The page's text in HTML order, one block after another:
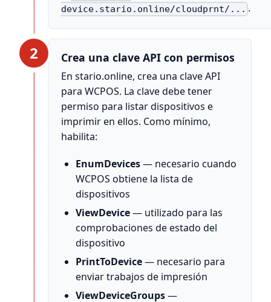
device.stario.online/cloudprnt/... .
2 Crea una clave API con permisos
En stario.online, crea una clave API
para WCPOS. La clave debe tener
permiso para listar dispositivos e
imprimir en ellos. Como mínimo,
habilita:
EnumDevices— necesario cuando
WCPOS obtiene la lista de
dispositivos
ViewDevice— utilizado para las
comprobaciones de estado del
dispositivo
PrintToDevice— necesario para
enviar trabajos de impresión
ViewDeviceGroups—